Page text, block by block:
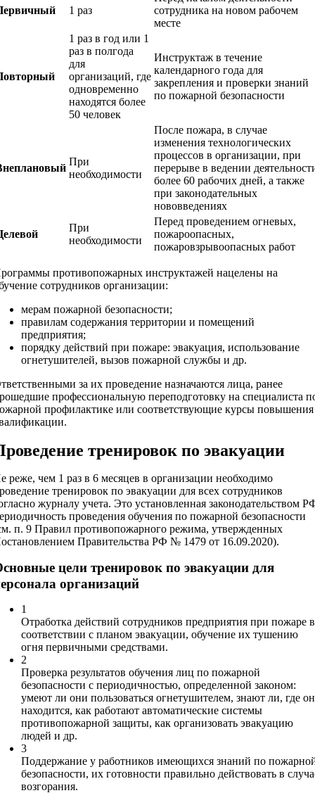
1 раз
сотрудника на новом рабочем
месте
1 раз в год или 1
раз в полгода
для
организаций, где
одновременно
находятся более
50 человек
Инструктаж в течение
календарного года для
закрепления и проверки знаний
по пожарной безопасности
При
необходимости
После пожара, в случае
изменения технологических
процессов в организации, при
перерыве в ведении
более 60 рабочих дней, а также
при законодательных
нововведениях
При
необходимости
Перед проведением огневых,
пожароопасных,
пожаровзрывоопасных работ
противопожарных инструктажей нацелены на
сотрудников организации:
мерам пожарной безопасности;
правилам содержания территории и помещений
предприятия;
порядку действий при пожаре: эвакуация, использование
огнетушителей, вызов пожарной службы и др.
за их проведение назначаются лица, ранее
профессиональную переподготовку на специалиста
профилактике или соответствующие курсы повышения
тренировок по эвакуации
реже, чем 1 раз в 6 месяцев в организации необходимо
тренировок по эвакуации для всех сотрудников
журналу учета. Это установленная законодательством
проведения обучения по пожарной безопасности
п. 9 Правил противопожарного режима, утвержденных
Правительства РФ № 1479 от 16.09.2020).
цели тренировок по эвакуации для
организаций
1
Отработка действий сотрудников предприятия при пожаре в
соответствии с планом эвакуации, обучение их тушению
огня первичными средствами.
2
Проверка результатов обучения лиц по пожарной
безопасности с периодичностью, определенной законом:
умеют ли они пользоваться огнетушителем, знают ли, где он
находится, как работают автоматические системы
противопожарной защиты, как организовать эвакуацию
людей и др.
3
Поддержание у работников имеющихся знаний по
безопасности, их готовности правильно действовать в
возгорания.